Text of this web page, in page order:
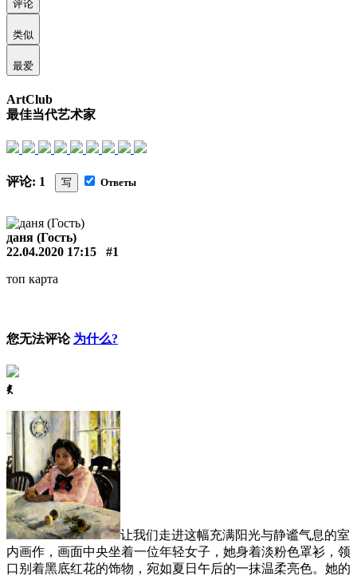
评论
类似
最爱
ArtClub
最佳当代艺术家
评论: 1 写 Ответы
даня (Гость)
22.04.2020 17:15
#1
топ карта
您无法评论 为什么?
ꈅ
让我们走进这幅充满阳光与静谧气息的室
内画作，画面中央坐着一位年轻女子，她身着淡粉色罩衫，领
口别着黑底红花的饰物，宛如夏日午后的一抹温柔亮色。她的